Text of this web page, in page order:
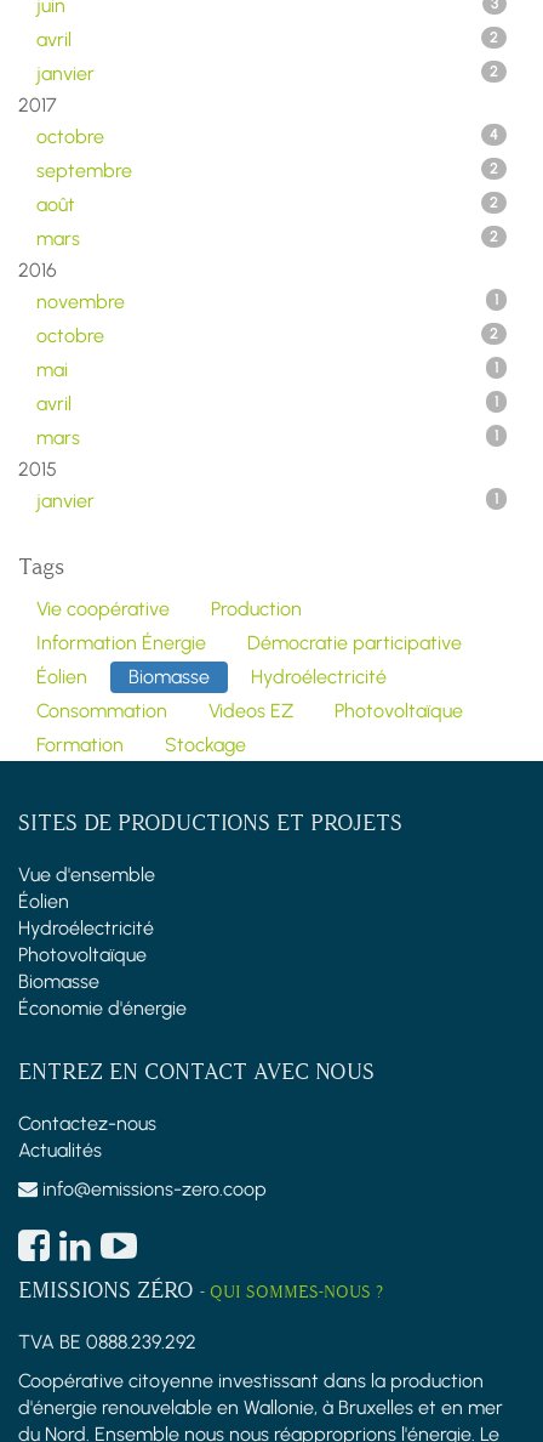
juin 3
avril 2
janvier 2
2017
octobre
4
septembre 2
août 2
mars 2
2016
novembre
1
octobre 2
mai 1
avril 1
mars 1
2015
janvier
1
Tags
Vie coopérative
Production
Information Énergie
Démocratie participative
Éolien
Biomasse
Hydroélectricité
Consommation
Videos EZ
Photovoltaïque
Formation
Stockage
SITES DE PRODUCTIONS ET PROJETS
Vue d'ensemble
Éolien
Hydroélectricité
Photovoltaïque
Biomasse
Économie d'énergie
ENTREZ EN CONTACT AVEC NOUS
Contactez-nous
Actualités
info@emissions-zero.coop
EMISSIONS ZÉRO - QUI SOMMES-NOUS ?
TVA BE 0888.239.292
Coopérative citoyenne investissant dans la production
d'énergie renouvelable en Wallonie, à Bruxelles et en mer
du Nord. Ensemble nous nous réapproprions l'énergie. Le